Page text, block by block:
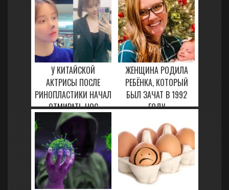
24 ЯНВАРЯ, 2021
5 МАРТА, 2021
У КИТАЙСКОЙ
АКТРИСЫ ПОСЛЕ
РИНОПЛАСТИКИ НАЧАЛ
ОТМИРАТЬ НОС
17 ФЕВРАЛЯ, 2021
ЖЕНЩИНА РОДИЛА
РЕБЁНКА, КОТОРЫЙ
БЫЛ ЗАЧАТ В 1992
ГОДУ
23 ЯНВАРЯ, 2021